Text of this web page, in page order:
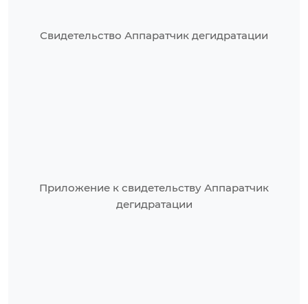
Свидетельство Аппаратчик дегидратации
Приложение к свидетельству Аппаратчик
дегидратации